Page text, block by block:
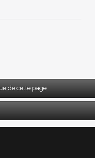
de cette page